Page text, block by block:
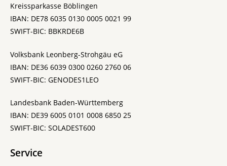
Kreissparkasse Böblingen
IBAN: DE78 6035 0130 0005 0021 99
SWIFT-BIC: BBKRDE6B
Volksbank Leonberg-Strohgäu eG
IBAN: DE36 6039 0300 0260 2760 06
SWIFT-BIC: GENODES1LEO
Landesbank Baden-Württemberg
IBAN: DE39 6005 0101 0008 6850 25
SWIFT-BIC: SOLADEST600
Service